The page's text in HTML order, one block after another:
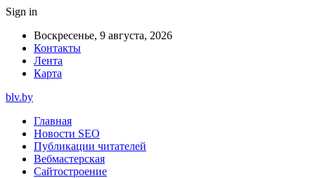
Sign in
Воскресенье, 9 августа, 2026
Контакты
Лента
Карта
blv.by
Главная
Новости SEO
Публикации читателей
Вебмастерская
Сайтостроение